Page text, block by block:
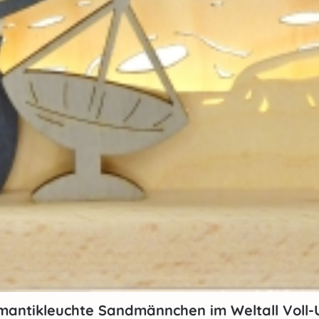
Sandmännchen im Weltall Voll-